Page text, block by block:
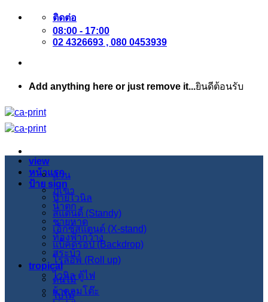
ข้าม
เนื้อหา
ติดต่อ
08:00 - 17:00
02 4326693 , 080 0453939
Add anything here or just remove it...ยินดีต้อนรับ
หน้าแรก
ป้าย sign
ป้ายไวนิล
สแตนดี้ (Standy)
เอ็กซ์สแตนด์ (X-stand)
แบ็คดรอป (Backdrop)
โรลอัพ (Roll up)
ไวนิล ตู้ไฟ
ผ้าคลุมโต๊ะ
view
สวน
ภูเขา
น้ำตก
ชายหาด
ท้องฟ้ากว้าง
สระบัว
tropical
ต้นไม้
ใบไม้